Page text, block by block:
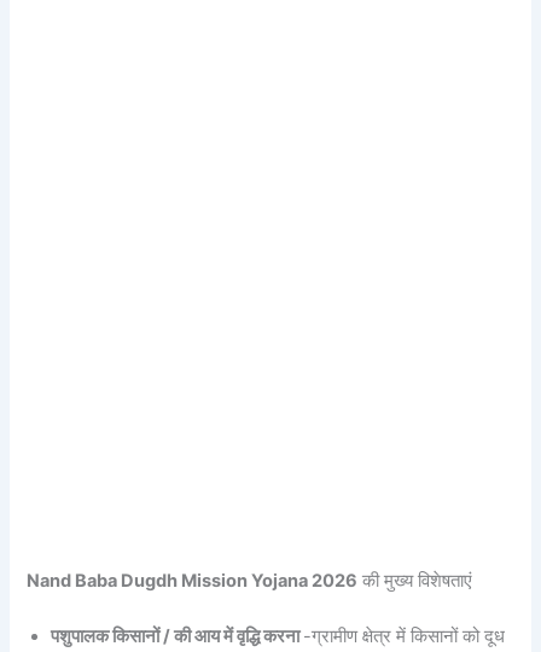
Nand Baba Dugdh Mission Yojana 2026 की मुख्य विशेषताएं
पशुपालक किसानों / की आय में वृद्धि करना-ग्रामीण क्षेत्र में किसानों को दूध